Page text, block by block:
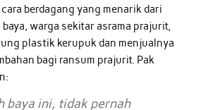
berdagang yang menarik dari
warga sekitar asrama prajurit,
plastik kerupuk dan menjualnya
bagi ransum prajurit. Pak
baya ini, tidak pernah